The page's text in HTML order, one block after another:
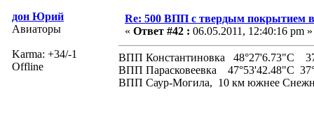
дон Юрий
Авиаторы
Karma: +34/-1
Offline
Re: 500 ВПП с твердым покрытием
« Ответ #42 : 06.05.2011, 12:40:16 pm »
ВПП Константиновка 48°27'6.73"С
ВПП Парасковеевка 47°53'42.48"С
ВПП Саур-Могила, 10 км южнее